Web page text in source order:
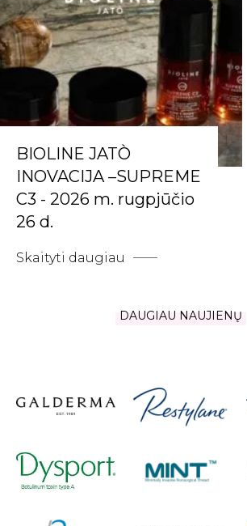
BIOLINE JATÒ
INOVACIJA –SUPREME
C3 - 2026 m. rugpjūčio
26 d.
Skaityti daugiau
DAUGIAU NAUJIENŲ